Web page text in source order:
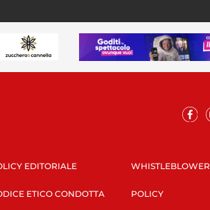
EDITORIALE
ETICO CONDOTTA
WHISTLEBLOWER
POLICY